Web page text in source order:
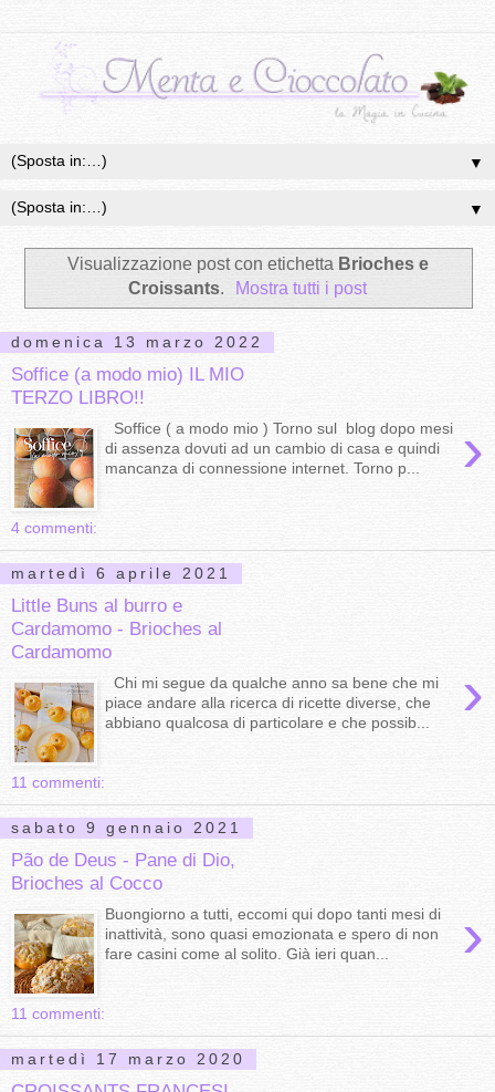
▼
▼
Visualizzazione post con etichetta Brioches e
Croissants. Mostra tutti i post
domenica 13 marzo 2022
Soffice (a modo mio) IL MIO
TERZO LIBRO!!
›
Soffice ( a modo mio ) Torno sul blog dopo mesi
di assenza dovuti ad un cambio di casa e quindi
mancanza di connessione internet. Torno p...
4 commenti:
martedì 6 aprile 2021
Little Buns al burro e
Cardamomo - Brioches al
Cardamomo
›
Chi mi segue da qualche anno sa bene che mi
piace andare alla ricerca di ricette diverse, che
abbiano qualcosa di particolare e che possib...
11 commenti:
sabato 9 gennaio 2021
Pão de Deus - Pane di Dio,
Brioches al Cocco
›
Buongiorno a tutti, eccomi qui dopo tanti mesi di
inattività, sono quasi emozionata e spero di non
fare casini come al solito. Già ieri quan...
11 commenti:
martedì 17 marzo 2020